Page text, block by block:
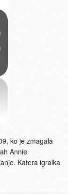
ko je zmagala
Annie
Katera igralka